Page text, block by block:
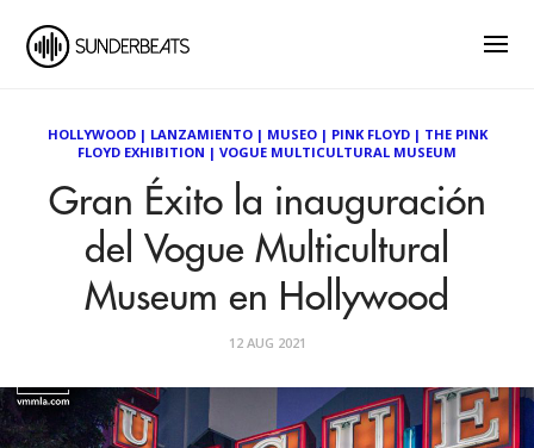
HOLLYWOOD| LANZAMIENTO| MUSEO| PINK FLOYD| THE PINK
FLOYD EXHIBITION | VOGUE MULTICULTURAL MUSEUM
Gran Éxito la inauguración
del Vogue Multicultural
Museum en Hollywood
12 AUG 2021